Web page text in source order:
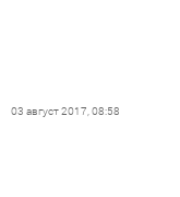
03 август 2017, 08:58